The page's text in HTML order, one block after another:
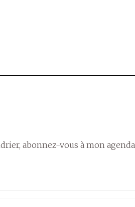
abonnez-vous à mon agenda